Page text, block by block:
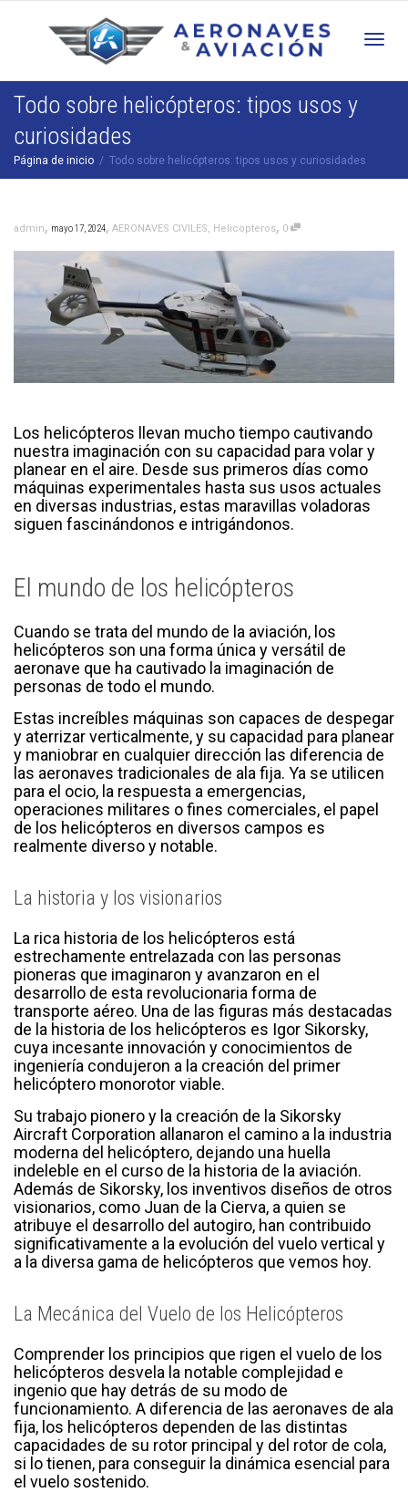
Todo sobre helicópteros: tipos usos y
curiosidades
Página de inicio Todo sobre helicópteros: tipos usos y curiosidades
admin, mayo 17, 2024, AERONAVES CIVILES, Helicopteros, 0
Los helicópteros llevan mucho tiempo cautivando
nuestra imaginación con su capacidad para volar y
planear en el aire. Desde sus primeros días como
máquinas experimentales hasta sus usos actuales
en diversas industrias, estas maravillas voladoras
siguen fascinándonos e intrigándonos.
El mundo de los helicópteros
Cuando se trata del mundo de la aviación, los
helicópteros son una forma única y versátil de
aeronave que ha cautivado la imaginación de
personas de todo el mundo.
Estas increíbles máquinas son capaces de despegar
y aterrizar verticalmente, y su capacidad para planear
y maniobrar en cualquier dirección las diferencia de
las aeronaves tradicionales de ala fija. Ya se utilicen
para el ocio, la respuesta a emergencias,
operaciones militares o fines comerciales, el papel
de los helicópteros en diversos campos es
realmente diverso y notable.
La historia y los visionarios
La rica historia de los helicópteros está
estrechamente entrelazada con las personas
pioneras que imaginaron y avanzaron en el
desarrollo de esta revolucionaria forma de
transporte aéreo. Una de las figuras más destacadas
de la historia de los helicópteros es Igor Sikorsky,
cuya incesante innovación y conocimientos de
ingeniería condujeron a la creación del primer
helicóptero monorotor viable.
Su trabajo pionero y la creación de la Sikorsky
Aircraft Corporation allanaron el camino a la industria
moderna del helicóptero, dejando una huella
indeleble en el curso de la historia de la aviación.
Además de Sikorsky, los inventivos diseños de otros
visionarios, como Juan de la Cierva, a quien se
atribuye el desarrollo del autogiro, han contribuido
significativamente a la evolución del vuelo vertical y
a la diversa gama de helicópteros que vemos hoy.
La Mecánica del Vuelo de los Helicópteros
Comprender los principios que rigen el vuelo de los
helicópteros desvela la notable complejidad e
ingenio que hay detrás de su modo de
funcionamiento. A diferencia de las aeronaves de ala
fija, los helicópteros dependen de las distintas
capacidades de su rotor principal y del rotor de cola,
si lo tienen, para conseguir la dinámica esencial para
el vuelo sostenido.